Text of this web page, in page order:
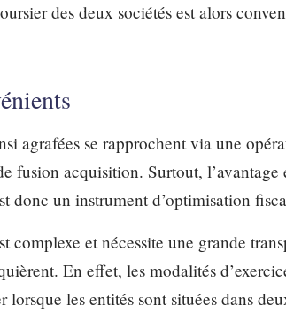
des deux sociétés est alors
agrafées se rapprochent via une
fusion acquisition. Surtout, l’avantage
donc un instrument d’optimisation
complexe et nécessite une grande
En effet, les modalités
lorsque les entités sont situées dans